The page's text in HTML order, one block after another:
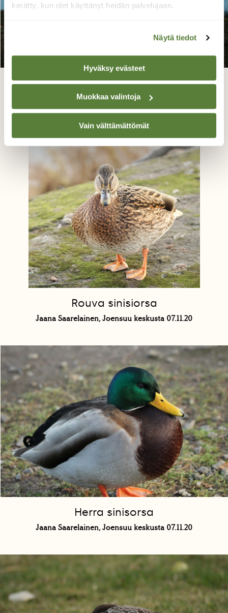
kerätty, kun olet käyttänyt heidän palvelujaan.
Näytä tiedot
Hyväksy evästeet
Muokkaa valintoja
Vain välttämättömät
Muuttavatko nuoret lokit aikuisia
myöhemmin?
Jaana Saarelainen, Joensuu keskusta 07.11.20
Rouva sinisiorsa
Jaana Saarelainen, Joensuu keskusta 07.11.20
Herra sinisorsa
Jaana Saarelainen, Joensuu keskusta 07.11.20